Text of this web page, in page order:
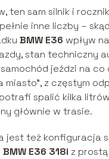
ten sam silnik i
inne liczby –
BMW E36 wpływ
stan techniczny
jeździ na co
miasto”, z częstym
spalić kilka
głównie w trasie.
jest też konfiguracja
BMW E36 318i z